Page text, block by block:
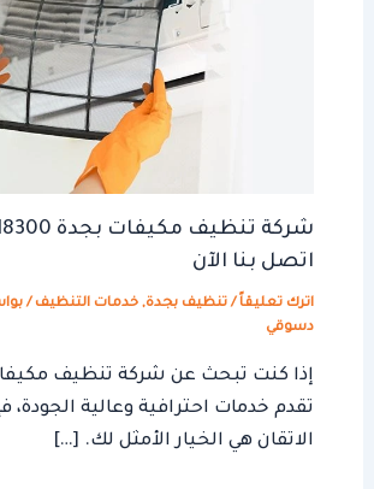
شركة تنظيف
اتصل بنا الآن
اترك تعليقاً /تنظيف بجدة, خدمات التنظيف/
دسوقي
إذا كنت تبحث عن شركة تنظيف
تقدم خدمات احترافية وعالية الجودة،
الاتقان هي الخيار الأمثل لك. […]